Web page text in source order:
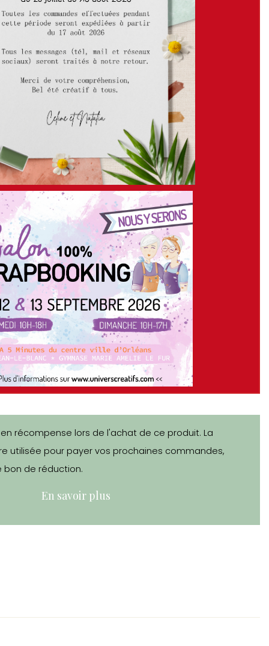
récompense lors de l'achat de ce produit. La
utilisée pour payer vos prochaines commandes,
de réduction.
En savoir plus